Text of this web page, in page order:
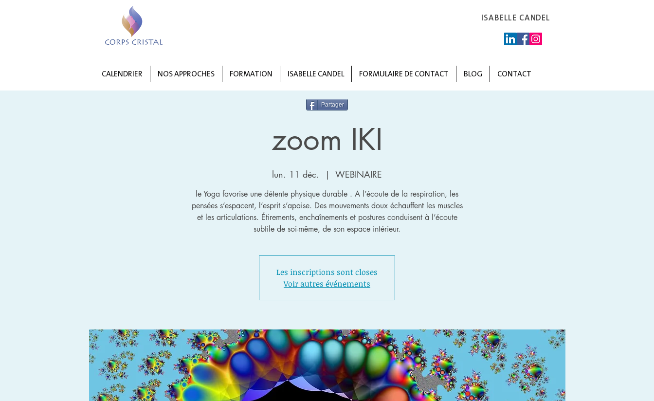
ISABELLE CANDEL
CALENDRIER NOS APPROCHES FORMATION ISABELLE CANDEL FORMULAIRE DE CONTACT BLOG CONTACT
zoom IKI
lun. 11 déc.
  |
WEBINAIRE
le Yoga favorise une détente physique durable . A l’écoute de la respiration, les
pensées s’espacent, l’esprit s’apaise. Des mouvements doux échauffent les muscles
et les articulations. Étirements, enchaînements et postures conduisent à l’écoute
subtile de soi-même, de son espace intérieur.
Les inscriptions sont closes
Voir autres événements
Partager